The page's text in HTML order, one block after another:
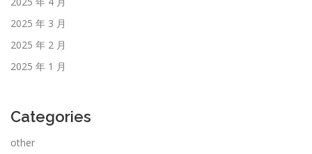
2025 年 3 月
2025 年 2 月
2025 年 1 月
Categories
other